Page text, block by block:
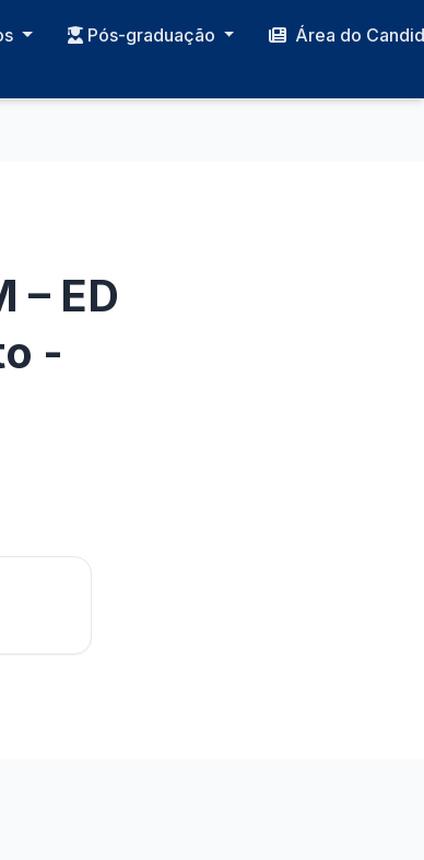
Pós-graduação Área do
– ED
-